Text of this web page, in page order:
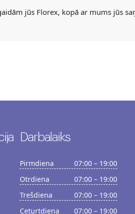
jūs Florex, kopā ar mums jūs
Darbalaiks
Pirmdiena
07:00 – 19:00
Otrdiena
07:00 – 19:00
Trešdiena
07:00 – 19:00
Ceturtdiena
07:00 – 19:00